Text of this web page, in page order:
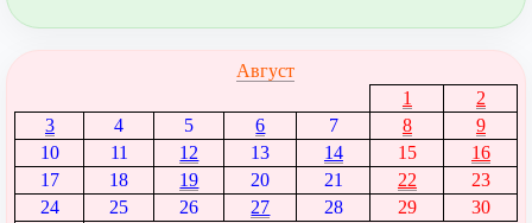
Август
1
2
3
4 5 6 7 8
9
10
11 12 13 14 15
16
17
18 19 20 21 22
23
24
25 26 27 28 29
30